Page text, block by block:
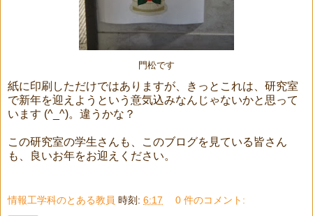
門松です
紙に印刷しただけではありますが、きっとこれは、研究室
で新年を迎えようという意気込みなんじゃないかと思って
います (^_^)。違うかな？
この研究室の学生さんも、このブログを見ている皆さん
も、良いお年をお迎えください。
情報工学科のとある教員 時刻: 6:17 0 件のコメント: